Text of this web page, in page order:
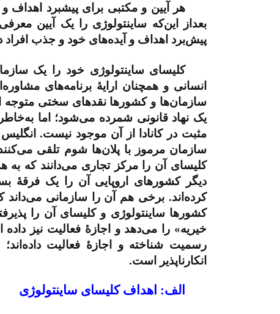
هر آیین و مکتبی برای پیشبرد اهداف
بعداز این‌که ساینتولوژی را یک آیین
پیش‌برد اهداف و آیده‌های خود و جذب افراد
کلیسای ساینتولوژی خود را یک
انسانی و همچنان ارایۀ برنامه‌های
سازمان‌ها و کشورها نقدهای سختی متوجه
یک نهاد قانونی شمرده می‌شود؛ اما
مثبت در کانادا از آن موجود نیست. انگلیس
سازمان مرموز با پلان‌ها شوم تلقی
کلیسای آن را مرکز تجاری می‌دانند که
دیگر کشورهای اروپایی آن را یک فرقۀ
کرده‌اند. برخی هم آن را سازمانی
کشورها ساینتولوژی و کلیسای آن را
خیریه» را می‌دهد و اجازۀ فعالیت نیز داده
رسمیت شناخته و اجازۀ فعالیت
انکارناپذیر است.
الف: اهداف کلیسای ساینتولوژی